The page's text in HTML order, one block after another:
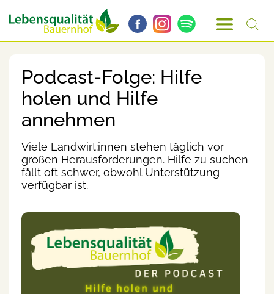
Podcast-Folge: Hilfe
holen und Hilfe
annehmen
Viele Landwirt:innen stehen täglich vor
großen Herausforderungen. Hilfe zu suchen
fällt oft schwer, obwohl Unterstützung
verfügbar ist.